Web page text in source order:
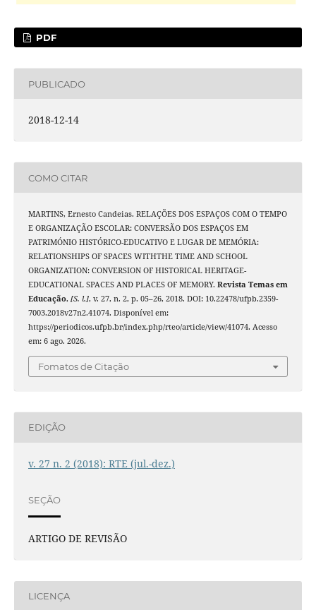
PDF
PUBLICADO
2018-12-14
COMO CITAR
MARTINS, Ernesto Candeias. RELAÇÕES DOS ESPAÇOS COM O TEMPO
E ORGANIZAÇÃO ESCOLAR: CONVERSÃO DOS ESPAÇOS EM
PATRIMÓNIO HISTÓRICO-EDUCATIVO E LUGAR DE MEMÓRIA:
RELATIONSHIPS OF SPACES WITHTHE TIME AND SCHOOL
ORGANIZATION: CONVERSION OF HISTORICAL HERITAGE-
EDUCATIONAL SPACES AND PLACES OF MEMORY. Revista Temas em
Educação, [S. l.], v. 27, n. 2, p. 05–26, 2018. DOI: 10.22478/ufpb.2359-
7003.2018v27n2.41074. Disponível em:
https://periodicos.ufpb.br/index.php/rteo/article/view/41074. Acesso
em: 6 ago. 2026.
Fomatos de Citação
EDIÇÃO
v. 27 n. 2 (2018): RTE (jul.-dez.)
SEÇÃO
ARTIGO DE REVISÃO
LICENÇA